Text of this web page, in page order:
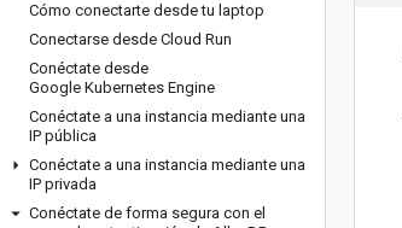
Cómo conectarte desde tu laptop
Conectarse desde Cloud Run
Conéctate desde
Google Kubernetes Engine
Conéctate a una instancia mediante una
IP pública
Conéctate a una instancia mediante una
IP privada
Conéctate de forma segura con el